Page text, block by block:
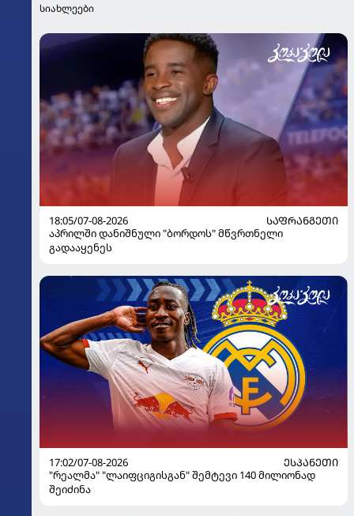
სიახლეები
18:05/07-08-2026
ᲡᲐᲤᲠᲐᲜᲒᲔᲗᲘ
აპრილში დანიშნული "ბორდოს" მწვრთნელი
გადააყენეს
17:02/07-08-2026
ᲔᲡᲞᲐᲜᲔᲗᲘ
"რეალმა" "ლაიფციგისგან" შემტევი 140 მილიონად
შეიძინა